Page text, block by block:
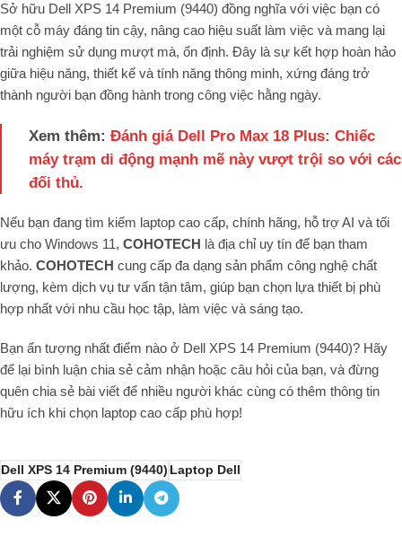
Sở hữu Dell XPS 14 Premium (9440) đồng nghĩa với việc bạn có
một cỗ máy đáng tin cậy, nâng cao hiệu suất làm việc và mang lại
trải nghiệm sử dụng mượt mà, ổn định. Đây là sự kết hợp hoàn hảo
giữa hiệu năng, thiết kế và tính năng thông minh, xứng đáng trở
thành người bạn đồng hành trong công việc hằng ngày.
Xem thêm: Đánh giá Dell Pro Max 18 Plus: Chiếc
máy trạm di động mạnh mẽ này vượt trội so với các
đối thủ.
Nếu bạn đang tìm kiếm laptop cao cấp, chính hãng, hỗ trợ AI và tối
ưu cho Windows 11, COHOTECH là địa chỉ uy tín để bạn tham
khảo. COHOTECH cung cấp đa dạng sản phẩm công nghệ chất
lượng, kèm dịch vụ tư vấn tận tâm, giúp bạn chọn lựa thiết bị phù
hợp nhất với nhu cầu học tập, làm việc và sáng tạo.
Bạn ấn tượng nhất điểm nào ở Dell XPS 14 Premium (9440)? Hãy
để lại bình luận chia sẻ cảm nhận hoặc câu hỏi của bạn, và đừng
quên chia sẻ bài viết để nhiều người khác cùng có thêm thông tin
hữu ích khi chọn laptop cao cấp phù hợp!
Dell XPS 14 Premium (9440) Laptop Dell